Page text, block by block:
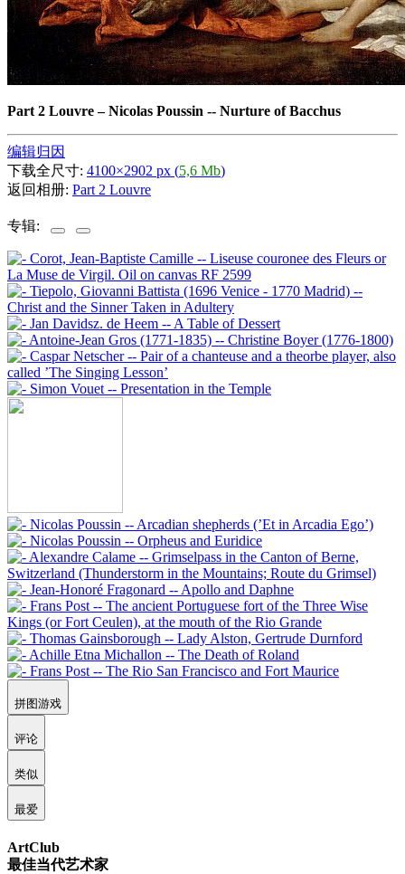
Part 2 Louvre–Nicolas Poussin -- Nurture of Bacchus
编辑归因
下载全尺寸: 4100×2902 px (5,6 Mb)
返回相册: Part 2 Louvre
专辑:
拼图游戏
评论
类似
最爱
ArtClub
最佳当代艺术家